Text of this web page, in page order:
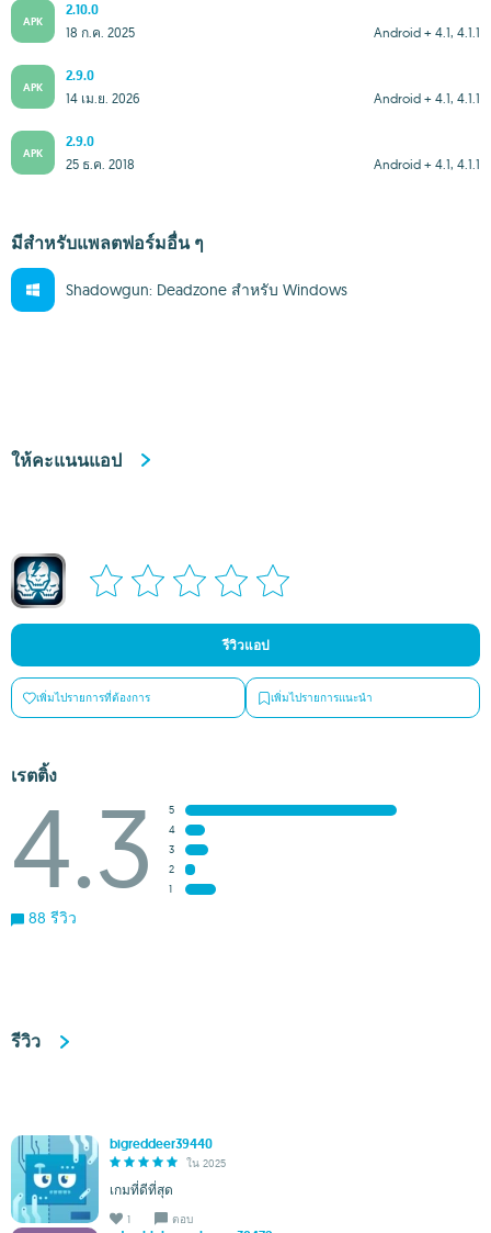
APK
2.10.0
Android + 4.1, 4.1.1
18 ก.ค. 2025
APK
2.9.0
Android + 4.1, 4.1.1
14 เม.ย. 2026
APK
2.9.0
Android + 4.1, 4.1.1
25 ธ.ค. 2018
มีสำหรับแพลตฟอร์มอื่น ๆ
Shadowgun: Deadzone สำหรับ Windows
ให้คะแนนแอป
รีวิวแอป
เพิ่มไปรายการที่ต้องการ เพิ่มไปรายการแนะนำ
เรตติ้ง
4.3
5
4
3
2
1
88 รีวิว
รีวิว
bigreddeer39440
ใน 2025
เกมที่ดีที่สุด
1 ตอบ